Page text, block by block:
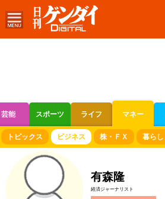
芸能 スポーツ ライフ マネー
ボートレース 競輪 オートレース
トピックス ビジネス 株・ＦＸ 暮ら
有森隆
経済ジャーナリスト